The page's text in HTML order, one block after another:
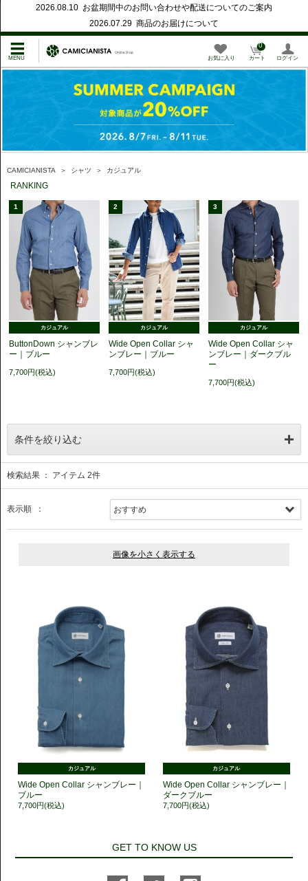
2026.08.10 お盆期間中のお問い合わせや配送についてのご案内
2026.07.29 商品のお届けについて
お気に入り カート
0
ログイン
CAMICIANISTA ＞ シャツ ＞ カジュアル
RANKING
1
カジュアル
ButtonDown シャンブレ
ー｜ブルー
7,700円(税込)
2
カジュアル
Wide Open Collar シャ
ンブレー｜ブルー
7,700円(税込)
3
カジュアル
Wide Open Collar シャ
ンブレー｜ダークブル
ー
7,700円(税込)
条件を絞り込む
検索結果 ： アイテム 2件
表示順 ：
カジュアル
Wide Open Collar シャンブレー｜
ブルー
7,700円(税込)
カジュアル
Wide Open Collar シャンブレー｜
ダークブルー
7,700円(税込)
GET TO KNOW US